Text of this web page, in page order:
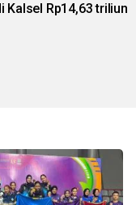
Kalsel Rp14,63 triliun